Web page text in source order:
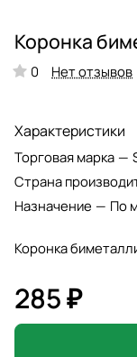
Коронка
0 Нет отзывов
Характеристики
Торговая марка —
Страна
Назначение — По
Коронка
285 ₽